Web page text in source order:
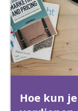
Hoe kun